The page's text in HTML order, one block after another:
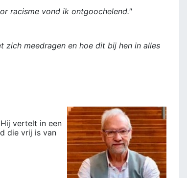
racisme vond ik ontgoochelend."
meedragen en hoe dit bij hen in alles
vertelt in een
die vrij is van